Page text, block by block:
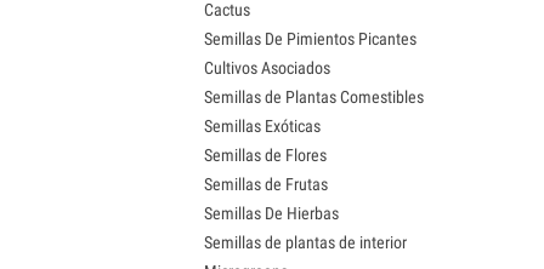
Cactus
Semillas De Pimientos Picantes
Cultivos Asociados
Semillas de Plantas Comestibles
Semillas Exóticas
Semillas de Flores
Semillas de Frutas
Semillas De Hierbas
Semillas de plantas de interior